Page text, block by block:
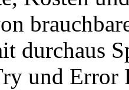
durchaus
und Error